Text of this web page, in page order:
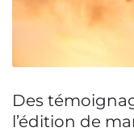
Des
l’édition de